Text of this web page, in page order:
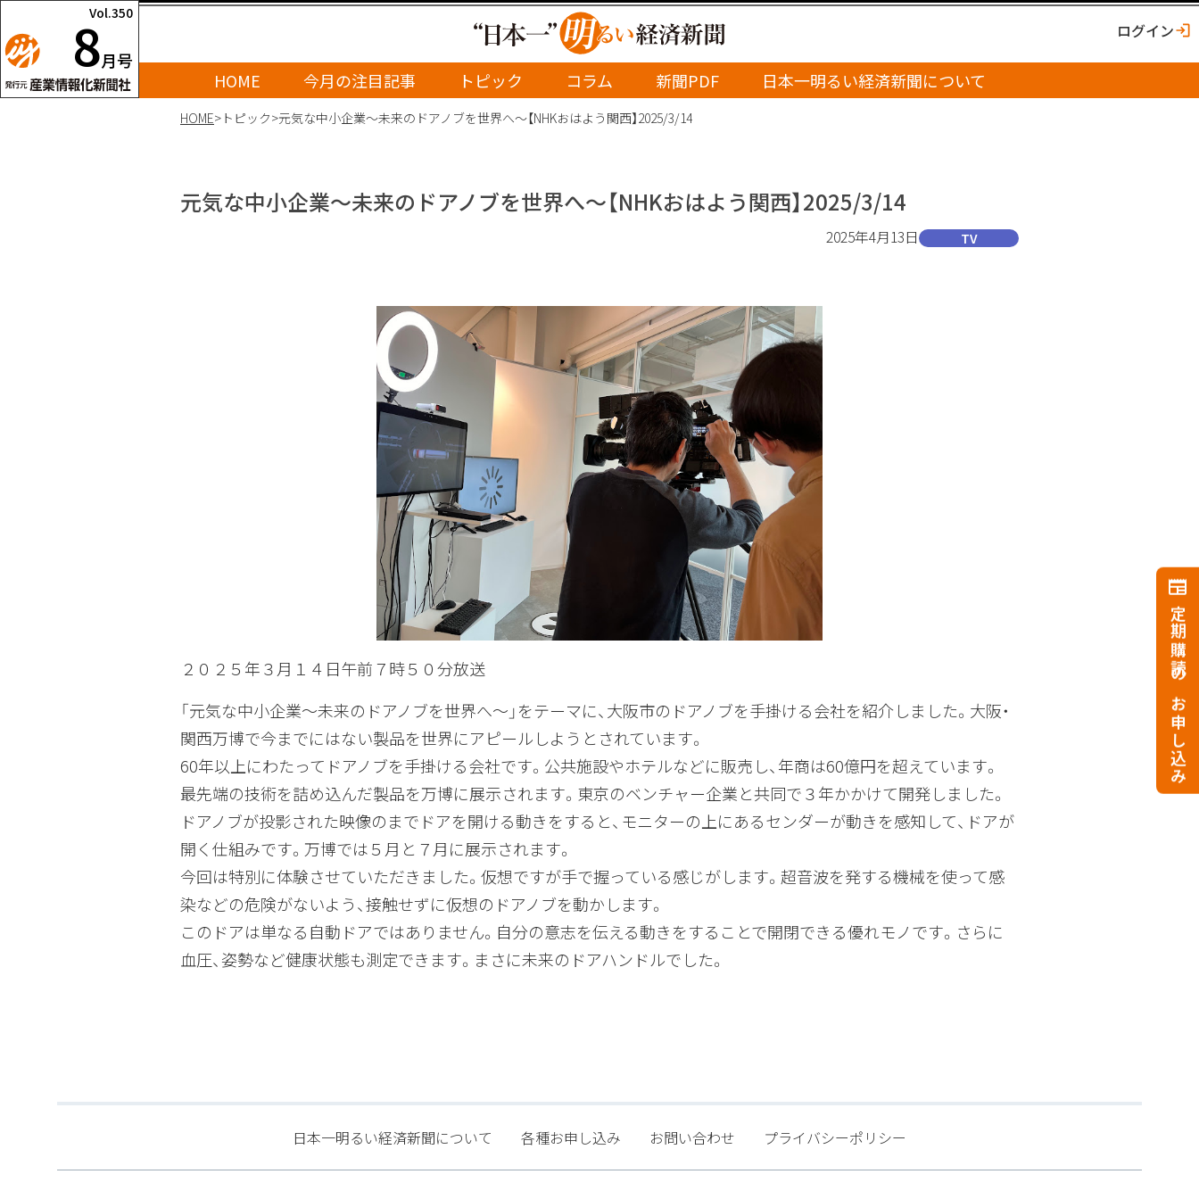
ログイン
Vol.350
8月号
HOME
今月の注目記事 トピック コラム 新聞PDF 日本一明るい経済新聞について
HOME> トピック>元気な中小企業～未来のドアノブを世界へ～【NHKおはよう関西】2025/3/14
元気な中小企業～未来のドアノブを世界へ～【NHKおはよう関西】2025/3/14
2025年4月13日 TV
２０２５年３月１４日午前７時５０分放送
「元気な中小企業～未来のドアノブを世界へ～」をテーマに、大阪市のドアノブを手掛ける会社を紹介しました。大阪・
関西万博で今までにはない製品を世界にアピールしようとされています。
60年以上にわたってドアノブを手掛ける会社です。公共施設やホテルなどに販売し、年商は60億円を超えています。
最先端の技術を詰め込んだ製品を万博に展示されます。東京のベンチャー企業と共同で３年かかけて開発しました。
ドアノブが投影された映像のまでドアを開ける動きをすると、モニターの上にあるセンダーが動きを感知して、ドアが
開く仕組みです。万博では５月と７月に展示されます。
今回は特別に体験させていただきました。仮想ですが手で握っている感じがします。超音波を発する機械を使って感
染などの危険がないよう、接触せずに仮想のドアノブを動かします。
このドアは単なる自動ドアではありません。自分の意志を伝える動きをすることで開閉できる優れモノです。さらに
血圧、姿勢など健康状態も測定できます。まさに未来のドアハンドルでした。
定期購読のお申し込み
日本一明るい経済新聞について 各種お申し込み お問い合わせ プライバシーポリシー